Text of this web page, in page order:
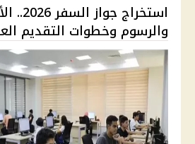
والرسوم وخطوات التقديم